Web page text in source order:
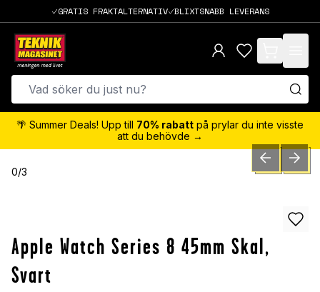
GRATIS FRAKTALTERNATIV BLIXTSNABB LEVERANS
items in cart,
🌴 Summer Deals! Upp till 70% rabatt på prylar du inte visste
att du behövde →
0/3 PREVIOUSNEXT
Apple Watch Series 8 45mm Skal,
Svart